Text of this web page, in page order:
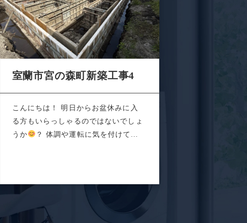
室蘭市宮の森町新築工事4
こんにちは！ 明日からお盆休みに入
る方もいらっしゃるのではないでしょ
うか
？ 体調や運転に気を付けて素